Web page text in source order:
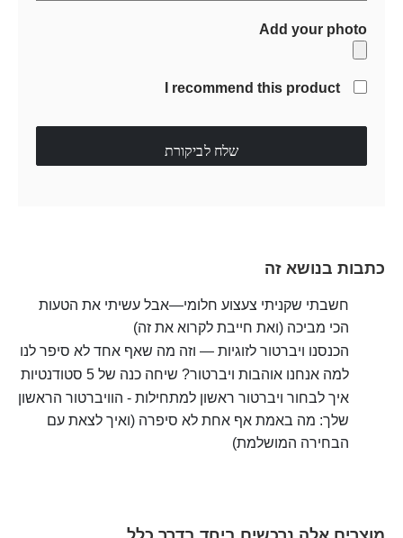
Add your photo
I recommend this product
שלח לביקורת
כתבות בנושא זה
חשבתי שקניתי צעצוע חלומי—אבל עשיתי את הטעות
הכי מביכה (ואת חייבת לקרוא את זה)
הכנסנו ויברטור לזוגיות — וזה מה שאף אחד לא סיפר לנו
למה אנחנו אוהבות ויברטור? שיחה כנה של 5 סטודנטיות
איך לבחור ויברטור ראשון למתחילות - הוויברטור הראשון
שלך: מה באמת אף אחת לא סיפרה (ואיך לצאת עם
הבחירה המושלמת)